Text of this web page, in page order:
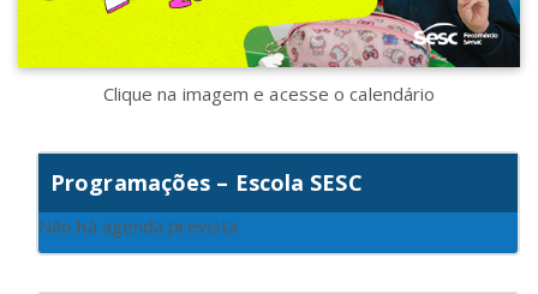
Clique na imagem e acesse o calendário
Programações – Escola SESC
Não há agenda prevista